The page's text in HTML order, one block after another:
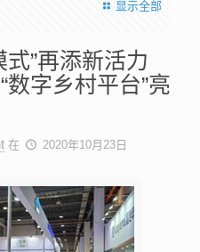
显示全部
式”再添新活力
数字乡村平台”亮
在 2020年10月23日